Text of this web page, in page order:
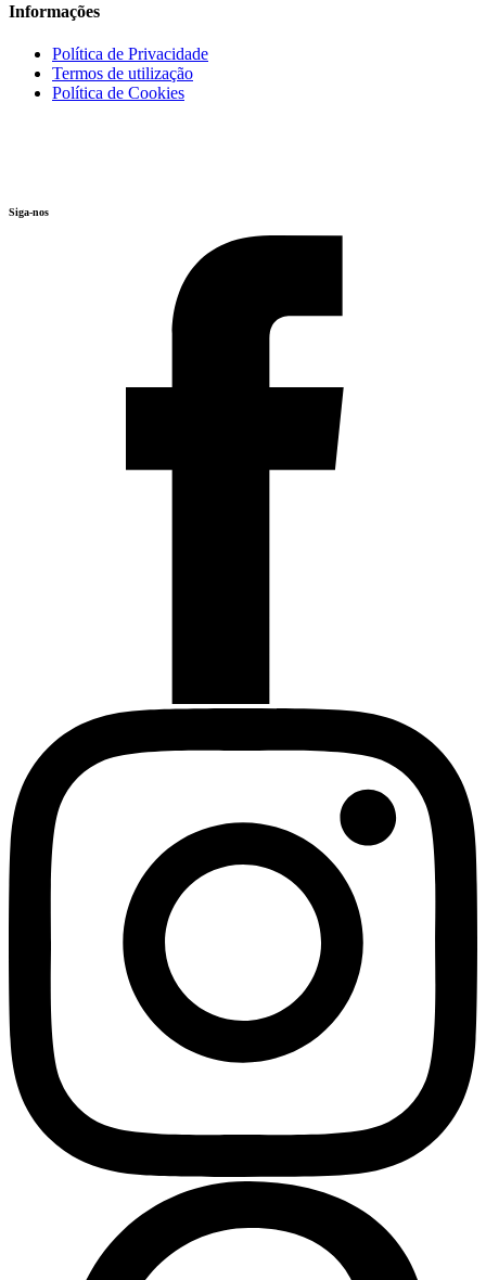
Informações
Política de Privacidade
Termos de utilização
Política de Cookies
Siga-nos